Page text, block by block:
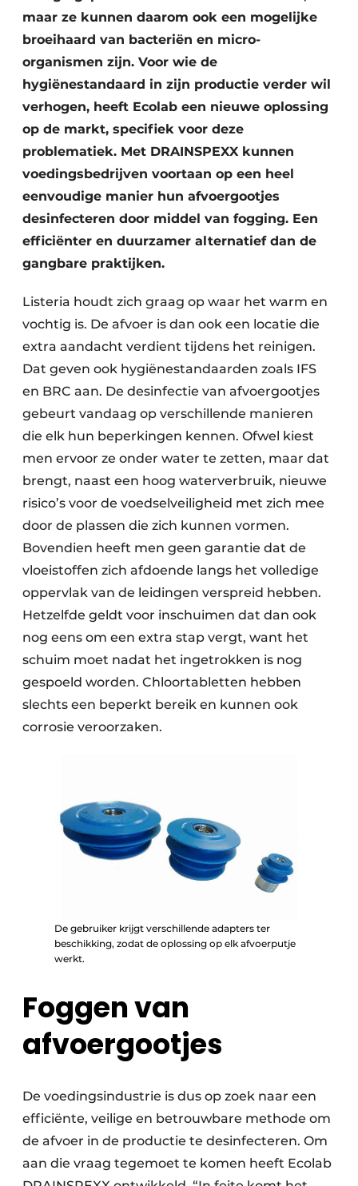
maar ze kunnen daarom ook een mogelijke
broeihaard van bacteriën en micro-
organismen zijn. Voor wie de
hygiënestandaard in zijn productie verder wil
verhogen, heeft Ecolab een nieuwe oplossing
op de markt, specifiek voor deze
problematiek. Met DRAINSPEXX kunnen
voedingsbedrijven voortaan op een heel
eenvoudige manier hun afvoergootjes
desinfecteren door middel van fogging. Een
efficiënter en duurzamer alternatief dan de
gangbare praktijken.
Listeria houdt zich graag op waar het warm en
vochtig is. De afvoer is dan ook een locatie die
extra aandacht verdient tijdens het reinigen.
Dat geven ook hygiënestandaarden zoals IFS
en BRC aan. De desinfectie van afvoergootjes
gebeurt vandaag op verschillende manieren
die elk hun beperkingen kennen. Ofwel kiest
men ervoor ze onder water te zetten, maar dat
brengt, naast een hoog waterverbruik, nieuwe
risico’s voor de voedselveiligheid met zich mee
door de plassen die zich kunnen vormen.
Bovendien heeft men geen garantie dat de
vloeistoffen zich afdoende langs het volledige
oppervlak van de leidingen verspreid hebben.
Hetzelfde geldt voor inschuimen dat dan ook
nog eens om een extra stap vergt, want het
schuim moet nadat het ingetrokken is nog
gespoeld worden. Chloortabletten hebben
slechts een beperkt bereik en kunnen ook
corrosie veroorzaken.
De gebruiker krijgt verschillende adapters ter
beschikking, zodat de oplossing op elk afvoerputje
werkt.
Foggen van
afvoergootjes
De voedingsindustrie is dus op zoek naar een
efficiënte, veilige en betrouwbare methode om
de afvoer in de productie te desinfecteren. Om
aan die vraag tegemoet te komen heeft Ecolab